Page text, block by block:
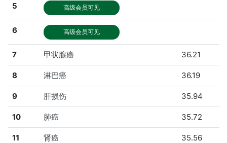
5 高级会员可见
6 高级会员可见
7 甲状腺癌 36.21
8 淋巴癌 36.19
9 肝损伤 35.94
10 肺癌 35.72
11 肾癌 35.56